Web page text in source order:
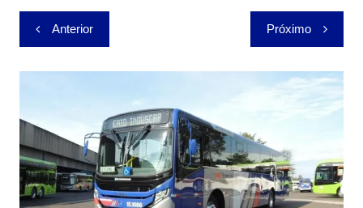
Navegação
de
Post
Anterior Próximo